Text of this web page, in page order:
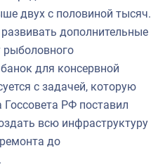
двух с половиной тысяч.
дополнительные
рыболовного
для консервной
с задачей, которую
РФ поставил
всю инфраструктуру
до